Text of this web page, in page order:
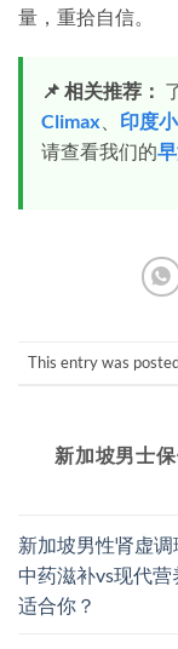
量，重拾自信。
📌 相关推荐：
Climax
印度
请查看我们的
This entry was
新加坡男士
新加坡男性肾虚调
中药滋补vs现代营
适合你？